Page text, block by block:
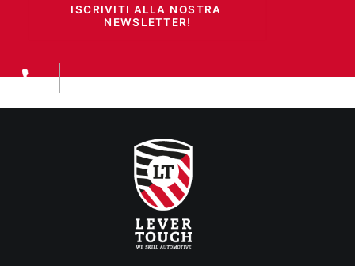
ISCRIVITI ALLA NOSTRA
NEWSLETTER!